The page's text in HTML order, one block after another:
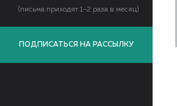
(письма приходят 1-2 раза в месяц)
ПОДПИСАТЬСЯ НА РАССЫЛКУ